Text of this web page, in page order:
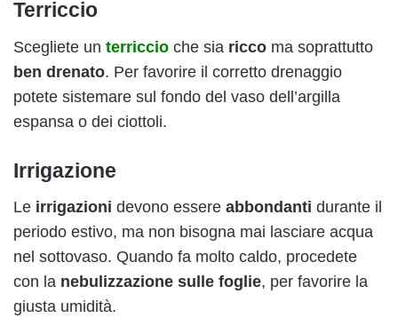
Terriccio
Scegliete un terriccio che sia ricco ma soprattutto
ben drenato. Per favorire il corretto drenaggio
potete sistemare sul fondo del vaso dell’argilla
espansa o dei ciottoli.
Irrigazione
Le irrigazioni devono essere abbondanti durante il
periodo estivo, ma non bisogna mai lasciare acqua
nel sottovaso. Quando fa molto caldo, procedete
con la nebulizzazione sulle foglie, per favorire la
giusta umidità.